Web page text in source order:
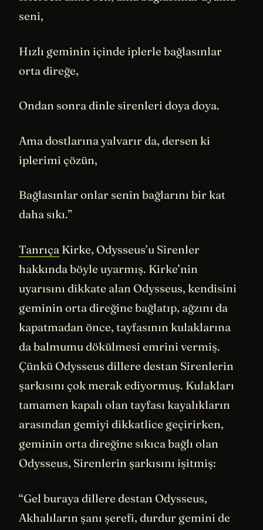
seni,
Hızlı geminin içinde iplerle bağlasınlar
orta direğe,
Ondan sonra dinle sirenleri doya doya.
Ama dostlarına yalvarır da, dersen ki
iplerimi çözün,
Bağlasınlar onlar senin bağlarını bir kat
daha sıkı.”
Tanrıça Kirke, Odysseus’u Sirenler
hakkında böyle uyarmış. Kirke’nin
uyarısını dikkate alan Odysseus, kendisini
geminin orta direğine bağlatıp, ağzını da
kapatmadan önce, tayfasının kulaklarına
da balmumu dökülmesi emrini vermiş.
Çünkü Odysseus dillere destan Sirenlerin
şarkısını çok merak ediyormuş. Kulakları
tamamen kapalı olan tayfası kayalıkların
arasından gemiyi dikkatlice geçirirken,
geminin orta direğine sıkıca bağlı olan
Odysseus, Sirenlerin şarkısını işitmiş:
“Gel buraya dillere destan Odysseus,
Akhalıların şanı şerefi, durdur gemini de